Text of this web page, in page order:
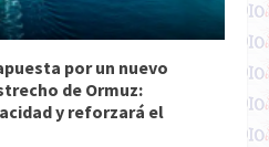
por un nuevo
de Ormuz:
y reforzará el